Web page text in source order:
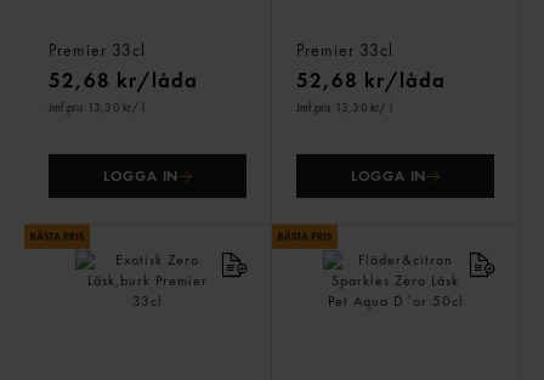
Premier 33cl
52,68 kr/låda
Jmf.pris 13,30 kr/ l
LOGGA IN
Premier 33cl
52,68 kr/låda
Jmf.pris 13,30 kr/ l
LOGGA IN